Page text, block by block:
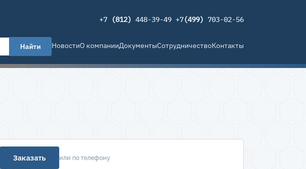
+7 (812) 448-39-49 +7(499) 703-02-56
Найти НовостиО компанииДокументыСотрудничествоКонтакты
Заказать или по телефону